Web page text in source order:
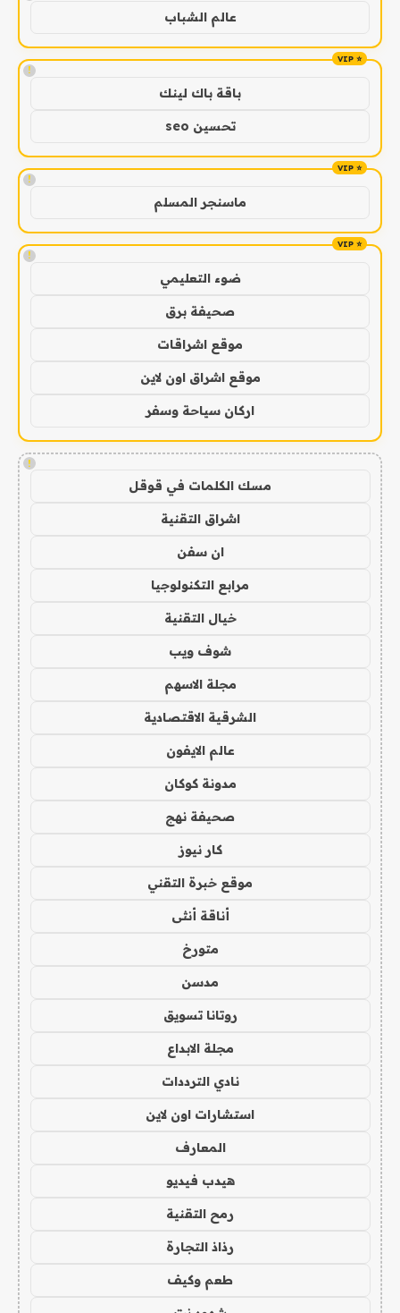
عالم الشباب
!
باقة باك لينك
تحسين seo
!
ماسنجر المسلم
!
ضوء التعليمي
صحيفة برق
موقع اشراقات
موقع اشراق اون لاين
اركان سياحة وسفر
!
مسك الكلمات في قوقل
اشراق التقنية
ان سفن
مرابع التكنولوجيا
خيال التقنية
شوف ويب
مجلة الاسهم
الشرقية الاقتصادية
عالم الايفون
مدونة كوكان
صحيفة نهج
كار نيوز
موقع خبرة التقني
أناقة أنثى
متورخ
مدسن
روتانا تسويق
مجلة الابداع
نادي الترددات
استشارات اون لاين
المعارف
هيدب فيديو
رمح التقنية
رذاذ التجارة
طعم وكيف